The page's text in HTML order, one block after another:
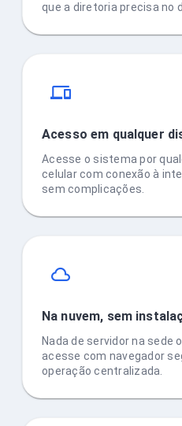
que a diretoria precisa no
Acesso em qualquer
Acesse o sistema por
celular com conexão à
sem complicações.
Na nuvem, sem
Nada de servidor na sede
acesse com navegador
operação centralizada.